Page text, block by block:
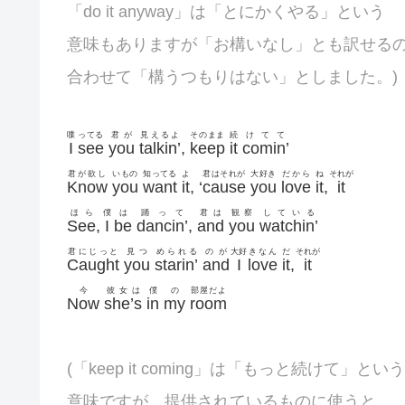
「do it anyway」は「とにかくやる」という
意味もありますが「お構いなし」とも訳せる
合わせて「構うつもりはない」としました。)
I
喋
see
ってる
you
君が
talkin’
見えるよ
, keep
そのまま
it
続
comin’
けてて
Know
君が欲し
you
いもの
want
知ってる
it
よ
, ‘cause
君はそれが
you
大好き
love
だから
it
ね
, it
それが
See
ほら
, I
僕
be
は
dancin’
踊って
, and
君は
you
観察
watchin’
している
Caught
君にじっと
you
見つ
starin’
められる
and
のが
I
大好
love
きなん
it
だ
, it
それが
Now
今
she’s
彼女は
in
僕
my
の
room
部屋だよ
(「keep it coming」は「もっと続けて」という
意味ですが、提供されているものに使うと